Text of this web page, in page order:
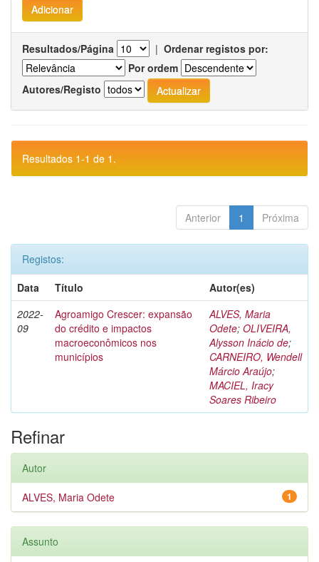
Resultados/Página | Ordenar registos por:
Por ordem
Autores/Registo
Resultados 1-1 de 1.
Anterior 1 Próxima
Registos:
Data
Título
Autor(es)
2022-
09
Agroamigo Crescer: expansão
do crédito e impactos
macroeconômicos nos
municípios
ALVES, Maria
Odete; OLIVEIRA,
Alysson Inácio de;
CARNEIRO, Wendell
Márcio Araújo;
MACIEL, Iracy
Soares Ribeiro
Refinar
Autor
1
ALVES, Maria Odete
Assunto